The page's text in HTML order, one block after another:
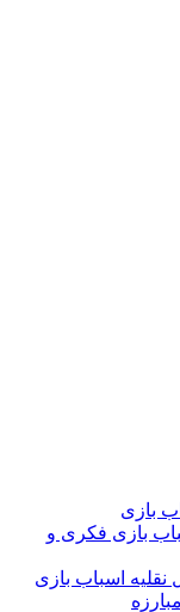
بازی
بازی فکری و
اسباب بازی